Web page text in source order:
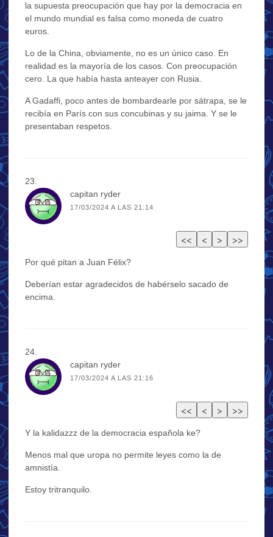
la supuesta preocupación que hay por la democracia en
el mundo mundial es falsa como moneda de cuatro
euros.
Lo de la China, obviamente, no es un único caso. En
realidad es la mayoría de los casos. Con preocupación
cero. La que había hasta anteayer con Rusia.
A Gadaffi, poco antes de bombardearle por sátrapa, se le
recibía en París con sus concubinas y su jaima. Y se le
presentaban respetos.
capitan ryder
17/03/2024 A LAS 21:14
Por qué pitan a Juan Félix?
Deberían estar agradecidos de habérselo sacado de
encima.
capitan ryder
17/03/2024 A LAS 21:16
Y la kalidazzz de la democracia española ke?
Menos mal que uropa no permite leyes como la de
amnistía.
Estoy tritranquilo.